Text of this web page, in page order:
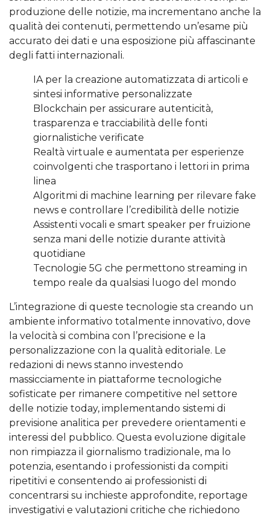
produzione delle notizie, ma incrementano anche la
qualità dei contenuti, permettendo un’esame più
accurato dei dati e una esposizione più affascinante
degli fatti internazionali.
IA per la creazione automatizzata di articoli e
sintesi informative personalizzate
Blockchain per assicurare autenticità,
trasparenza e tracciabilità delle fonti
giornalistiche verificate
Realtà virtuale e aumentata per esperienze
coinvolgenti che trasportano i lettori in prima
linea
Algoritmi di machine learning per rilevare fake
news e controllare l’credibilità delle notizie
Assistenti vocali e smart speaker per fruizione
senza mani delle notizie durante attività
quotidiane
Tecnologie 5G che permettono streaming in
tempo reale da qualsiasi luogo del mondo
L’integrazione di queste tecnologie sta creando un
ambiente informativo totalmente innovativo, dove
la velocità si combina con l’precisione e la
personalizzazione con la qualità editoriale. Le
redazioni di news stanno investendo
massicciamente in piattaforme tecnologiche
sofisticate per rimanere competitive nel settore
delle notizie today, implementando sistemi di
previsione analitica per prevedere orientamenti e
interessi del pubblico. Questa evoluzione digitale
non rimpiazza il giornalismo tradizionale, ma lo
potenzia, esentando i professionisti da compiti
ripetitivi e consentendo ai professionisti di
concentrarsi su inchieste approfondite, reportage
investigativi e valutazioni critiche che richiedono